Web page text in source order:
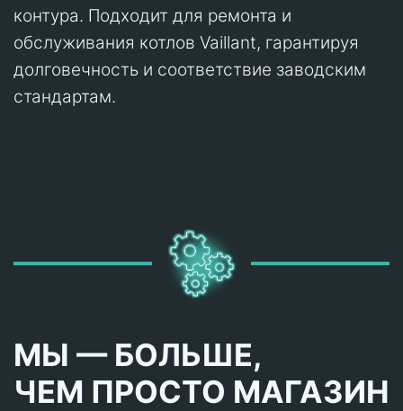
контура. Подходит для ремонта и
обслуживания котлов Vaillant, гарантируя
долговечность и соответствие заводским
стандартам.
МЫ — БОЛЬШЕ,
ЧЕМ ПРОСТО МАГАЗИН